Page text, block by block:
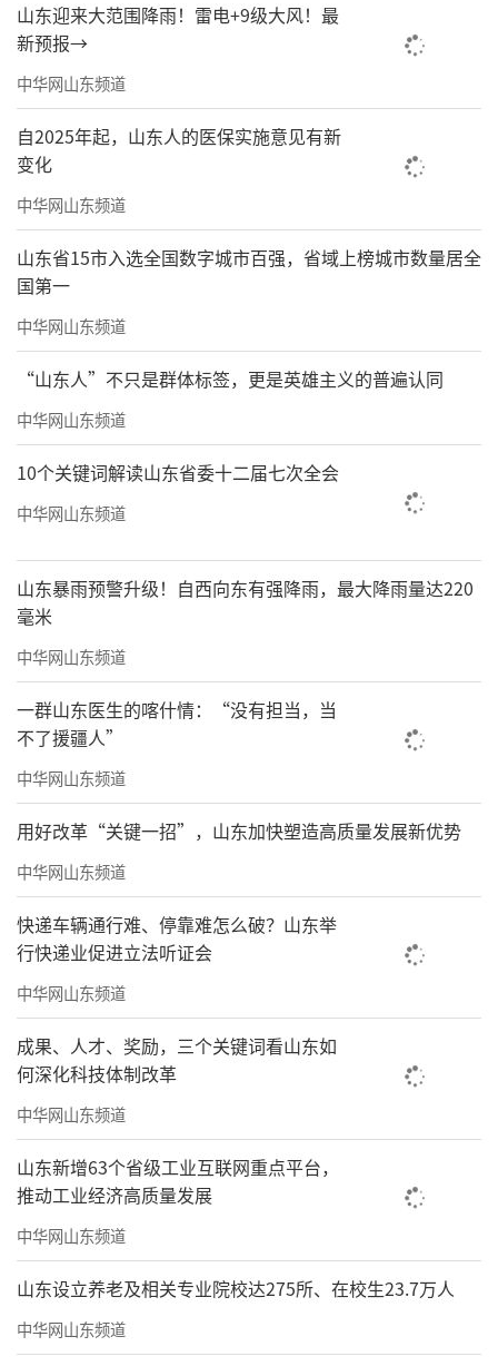
山东迎来大范围降雨！雷电+9级大风！最
新预报→
中华网山东频道
自2025年起，山东人的医保实施意见有新
变化
中华网山东频道
山东省15市入选全国数字城市百强，省域上榜城市数量居全
国第一
中华网山东频道
“山东人”不只是群体标签，更是英雄主义的普遍认同
中华网山东频道
10个关键词解读山东省委十二届七次全会
中华网山东频道
山东暴雨预警升级！自西向东有强降雨，最大降雨量达220
毫米
中华网山东频道
一群山东医生的喀什情：“没有担当，当
不了援疆人”
中华网山东频道
用好改革“关键一招”，山东加快塑造高质量发展新优势
中华网山东频道
快递车辆通行难、停靠难怎么破？山东举
行快递业促进立法听证会
中华网山东频道
成果、人才、奖励，三个关键词看山东如
何深化科技体制改革
中华网山东频道
山东新增63个省级工业互联网重点平台，
推动工业经济高质量发展
中华网山东频道
山东设立养老及相关专业院校达275所、在校生23.7万人
中华网山东频道